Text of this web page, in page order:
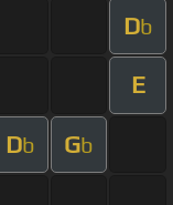
Db
E
Db Gb